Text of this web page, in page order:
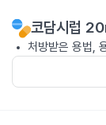
코담시럽
처방받은 용법,